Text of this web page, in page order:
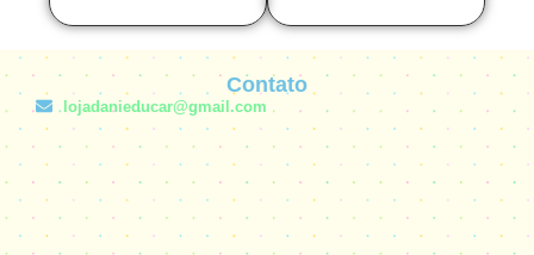
Contato
lojadanieducar@gmail.com